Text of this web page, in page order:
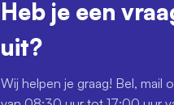
Heb je een
uit?
Wij helpen je graag! Bel, mail